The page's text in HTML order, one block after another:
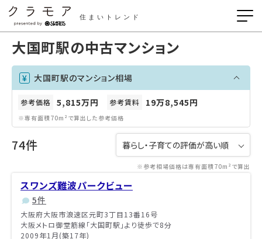
住まいトレンド
大国町駅の中古マンション
大国町駅のマンション相場
参考価格 5,815万円 参考賃料 19万8,545円
※専有面積70m²で算出した参考価格
74件
※参考相場価格は専有面積70m²で算出
スワンズ難波パークビュー
5件
大阪府大阪市浪速区元町3丁目13番16号
大阪メトロ御堂筋線「大国町駅」より徒歩で8分
2009年1月(築17年)